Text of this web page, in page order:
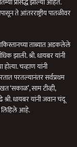
प्रसिद्ध झाल्या आहेत.
ते आंतरराष्ट्रीय पातळीवर
ताब्यात अडकलेले
झाली. श्री. धायबर यांनी
चव्हाण यांनी
परतल्यानंतर सर्वप्रथम
‘सकाळ’, साम टीव्ही,
धायबर यांनी जवान चंदू
लिहिले आहे.